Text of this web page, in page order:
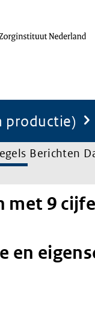
productie)
Berichten
met 9
en